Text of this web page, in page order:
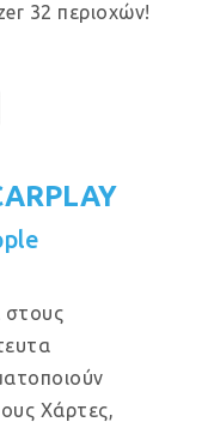
32 περιοχών!
στους
Χάρτες,